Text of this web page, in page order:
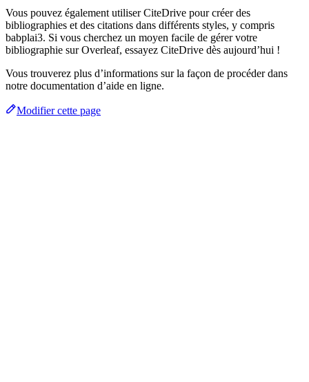
Vous pouvez également utiliser CiteDrive pour créer des
bibliographies et des citations dans différents styles, y compris
babplai3. Si vous cherchez un moyen facile de gérer votre
bibliographie sur Overleaf, essayez CiteDrive dès aujourd’hui !
Vous trouverez plus d’informations sur la façon de procéder dans
notre documentation d’aide en ligne.
Modifier cette page